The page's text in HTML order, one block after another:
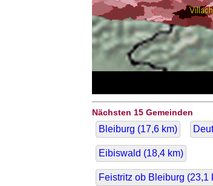
Nächsten 15 Gemeinden
Bleiburg (17,6 km)
Eibiswald (18,4 km)
Feistritz ob Bleiburg (23,1